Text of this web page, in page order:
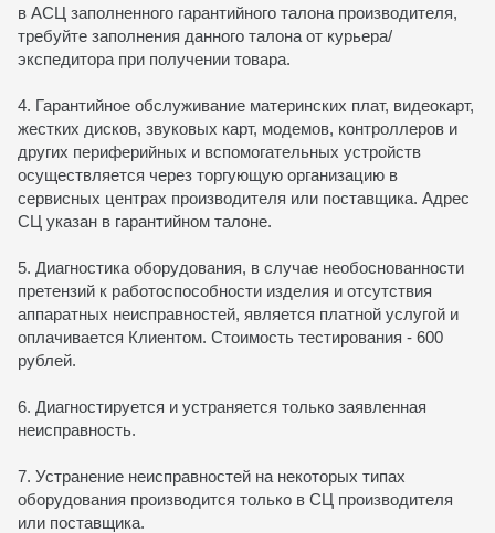
в АСЦ заполненного гарантийного талона производителя,
требуйте заполнения данного талона от курьера/
экспедитора при получении товара.
4. Гарантийное обслуживание материнских плат, видеокарт,
жестких дисков, звуковых карт, модемов, контроллеров и
других периферийных и вспомогательных устройств
осуществляется через торгующую организацию в
сервисных центрах производителя или поставщика. Адрес
СЦ указан в гарантийном талоне.
5. Диагностика оборудования, в случае необоснованности
претензий к работоспособности изделия и отсутствия
аппаратных неисправностей, является платной услугой и
оплачивается Клиентом. Стоимость тестирования - 600
рублей.
6. Диагностируется и устраняется только заявленная
неисправность.
7. Устранение неисправностей на некоторых типах
оборудования производится только в СЦ производителя
или поставщика.